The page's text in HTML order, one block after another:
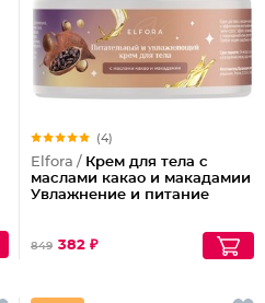
(4)
Elfora / Крем для тела с
маслами какао и макадамии
Увлажнение и питание
849 382 ₽